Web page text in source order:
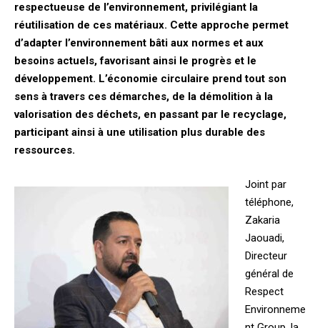
respectueuse de l’environnement, privilégiant la
réutilisation de ces matériaux. Cette approche permet
d’adapter l’environnement bâti aux normes et aux
besoins actuels, favorisant ainsi le progrès et le
développement. L’économie circulaire prend tout son
sens à travers ces démarches, de la démolition à la
valorisation des déchets, en passant par le recyclage,
participant ainsi à une utilisation plus durable des
ressources.
Joint par
téléphone,
Zakaria
Jaouadi,
Directeur
général de
Respect
Environneme